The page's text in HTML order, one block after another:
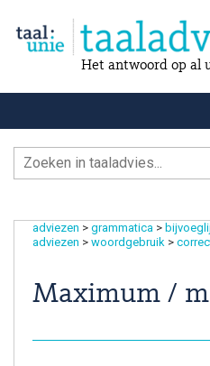
Het antwoord op al
adviezen > grammatica >
adviezen > woordgebruik >
Maximum /